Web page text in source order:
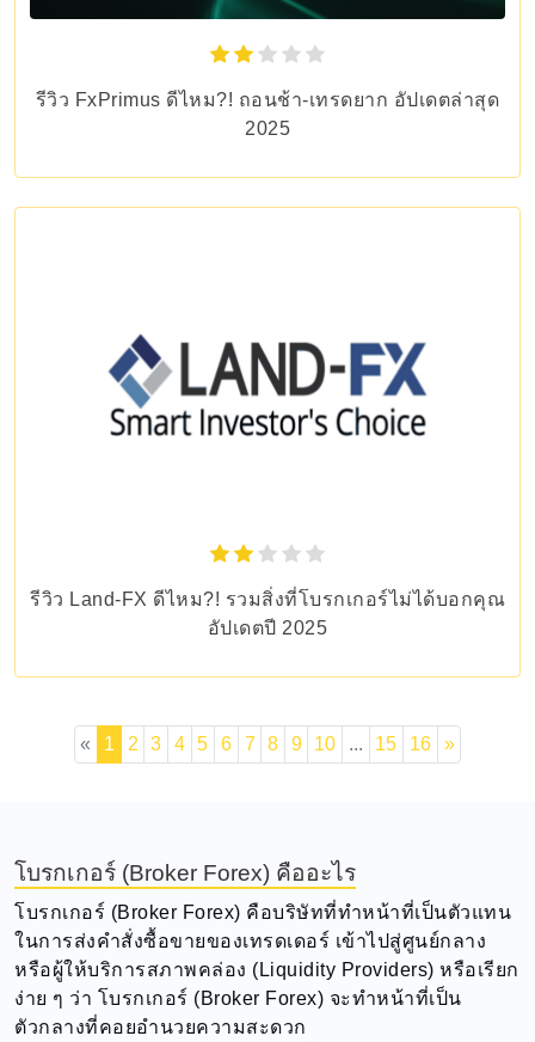
รีวิว FxPrimus ดีไหม?! ถอนช้า-เทรดยาก อัปเดตล่าสุด
2025
รีวิว Land-FX ดีไหม?! รวมสิ่งที่โบรกเกอร์ไม่ได้บอกคุณ
อัปเดตปี 2025
« 1 2 3 4 5 6 7 8 9 10 ... 15 16 »
โบรกเกอร์ (Broker Forex) คืออะไร
โบรกเกอร์ (Broker Forex) คือบริษัทที่ทำหน้าที่เป็นตัวแทน
ในการส่งคำสั่งซื้อขายของเทรดเดอร์ เข้าไปสู่ศูนย์กลาง
หรือผู้ให้บริการสภาพคล่อง (Liquidity Providers) หรือเรียก
ง่าย ๆ ว่า โบรกเกอร์ (Broker Forex) จะทำหน้าที่เป็น
ตัวกลางที่คอยอำนวยความสะดวก